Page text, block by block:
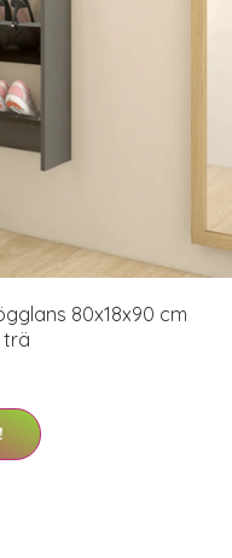
80x18x90 cm
trä